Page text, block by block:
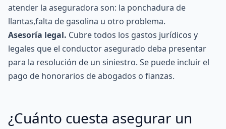
atender la aseguradora son: la ponchadura de
llantas,falta de gasolina u otro problema.
Asesoría legal. Cubre todos los gastos jurídicos y
legales que el conductor asegurado deba presentar
para la resolución de un siniestro. Se puede incluir el
pago de honorarios de abogados o fianzas.
¿Cuánto cuesta asegurar un